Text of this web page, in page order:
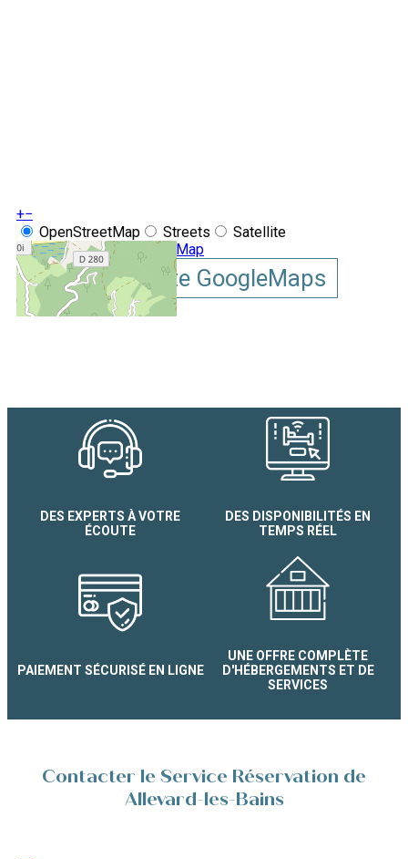
Studio Les Armoises B
+−
OpenStreetMap
Streets
Satellite
Leaflet |©OpenStreetMap
Afficher la carte GoogleMaps
DES EXPERTS À VOTRE
ÉCOUTE
DES DISPONIBILITÉS EN
TEMPS RÉEL
PAIEMENT SÉCURISÉ EN LIGNE
UNE OFFRE COMPLÈTE
D'HÉBERGEMENTS ET DE
SERVICES
Contacter le Service Réservation de
Allevard-les-Bains